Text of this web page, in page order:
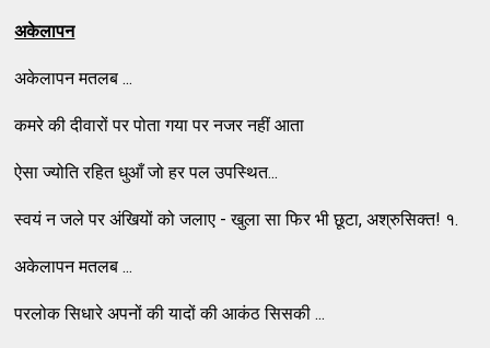
अकेलापन
अकेलापन मतलब ...
कमरे की दीवारों पर पोता गया पर नजर नहीं आता
ऐसा ज्योति रहित धुआँ जो हर पल उपस्थित...
स्वयं न जले पर अंखियों को जलाए - खुला सा फिर भी छूटा, अश्रुसिक्त! १.
अकेलापन मतलब ...
परलोक सिधारे अपनों की यादों की आकंठ सिसकी ...